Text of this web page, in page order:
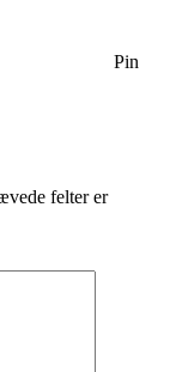
Pin
felter er